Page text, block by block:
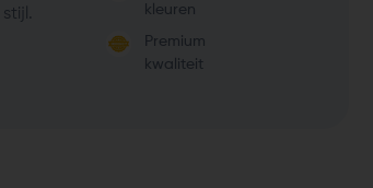
kleuren
Premium
kwaliteit